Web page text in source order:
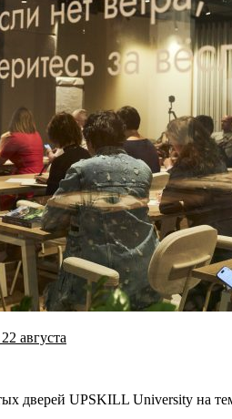
августа
дверей UPSKILL University на